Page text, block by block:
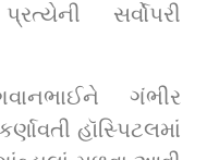
સર્વોપરી
ગંભીર
હૉસ્પિટલમાં